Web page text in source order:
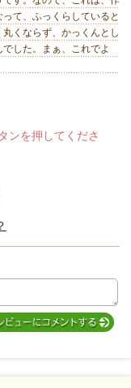
て、ふっくらしていると
くならず、かっくんとし
した。まぁ、これでよ
ンを押してくださ